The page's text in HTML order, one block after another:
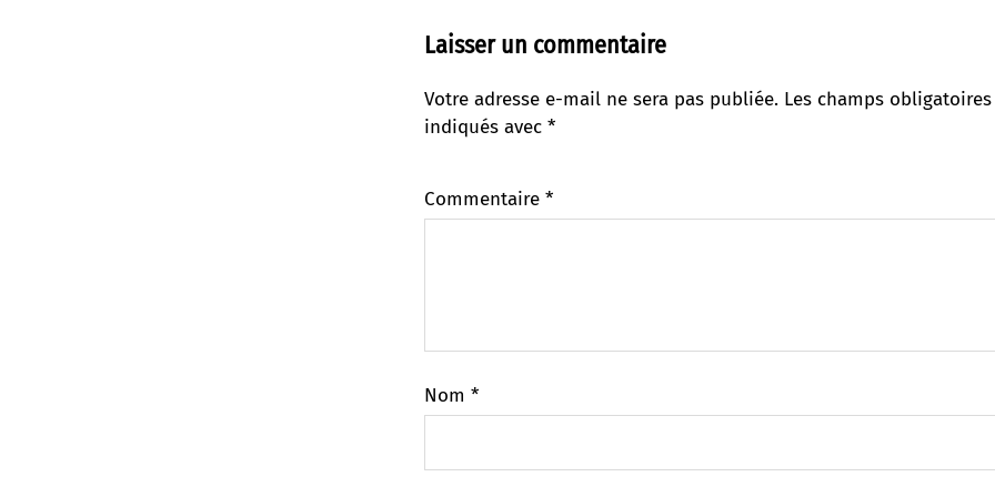
Laisser un commentaire
Votre adresse e-mail ne sera pas publiée. Les champs
indiqués avec *
Commentaire *
Nom *